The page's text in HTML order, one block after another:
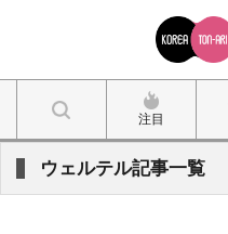
注目
ウェルテル記事一覧